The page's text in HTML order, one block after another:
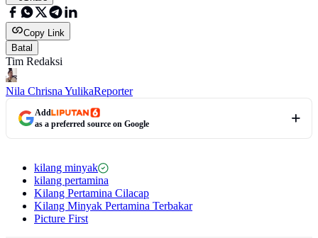
Copy Link
Batal
Tim Redaksi
Nila Chrisna YulikaReporter
Add
as a preferred source on Google
kilang minyak
kilang pertamina
Kilang Pertamina Cilacap
Kilang Minyak Pertamina Terbakar
Picture First